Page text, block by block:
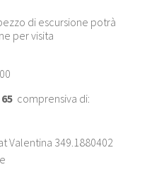
di escursione potrà
per visita
comprensiva di:
Valentina 349.1880402